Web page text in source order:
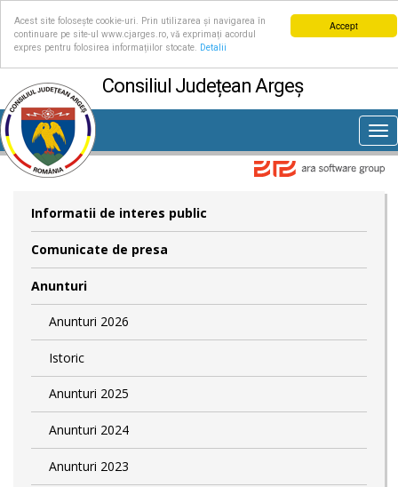
Accept
Acest site folosește cookie-uri. Prin utilizarea și navigarea în
continuare pe site-ul www.cjarges.ro, vă exprimați acordul
expres pentru folosirea informațiilor stocate.
Detalii
Consiliul Județean Argeș
Informatii de interes public
Comunicate de presa
Anunturi
Anunturi 2026
Istoric
Anunturi 2025
Anunturi 2024
Anunturi 2023